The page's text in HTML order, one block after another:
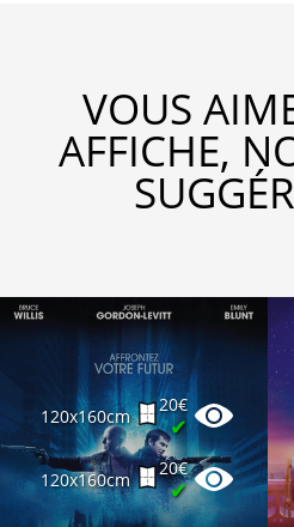
VOUS
AFFICHE,
120x160cm
20€
✔
120x160cm
20€
✔